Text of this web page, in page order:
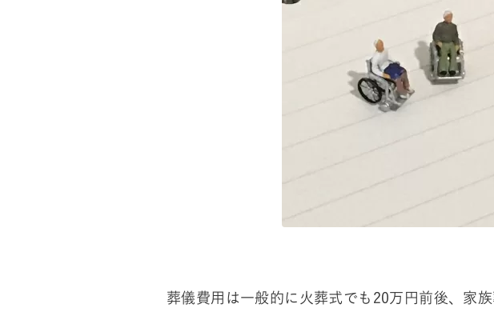
葬儀費用は一般的に火葬式でも20万円前後、家